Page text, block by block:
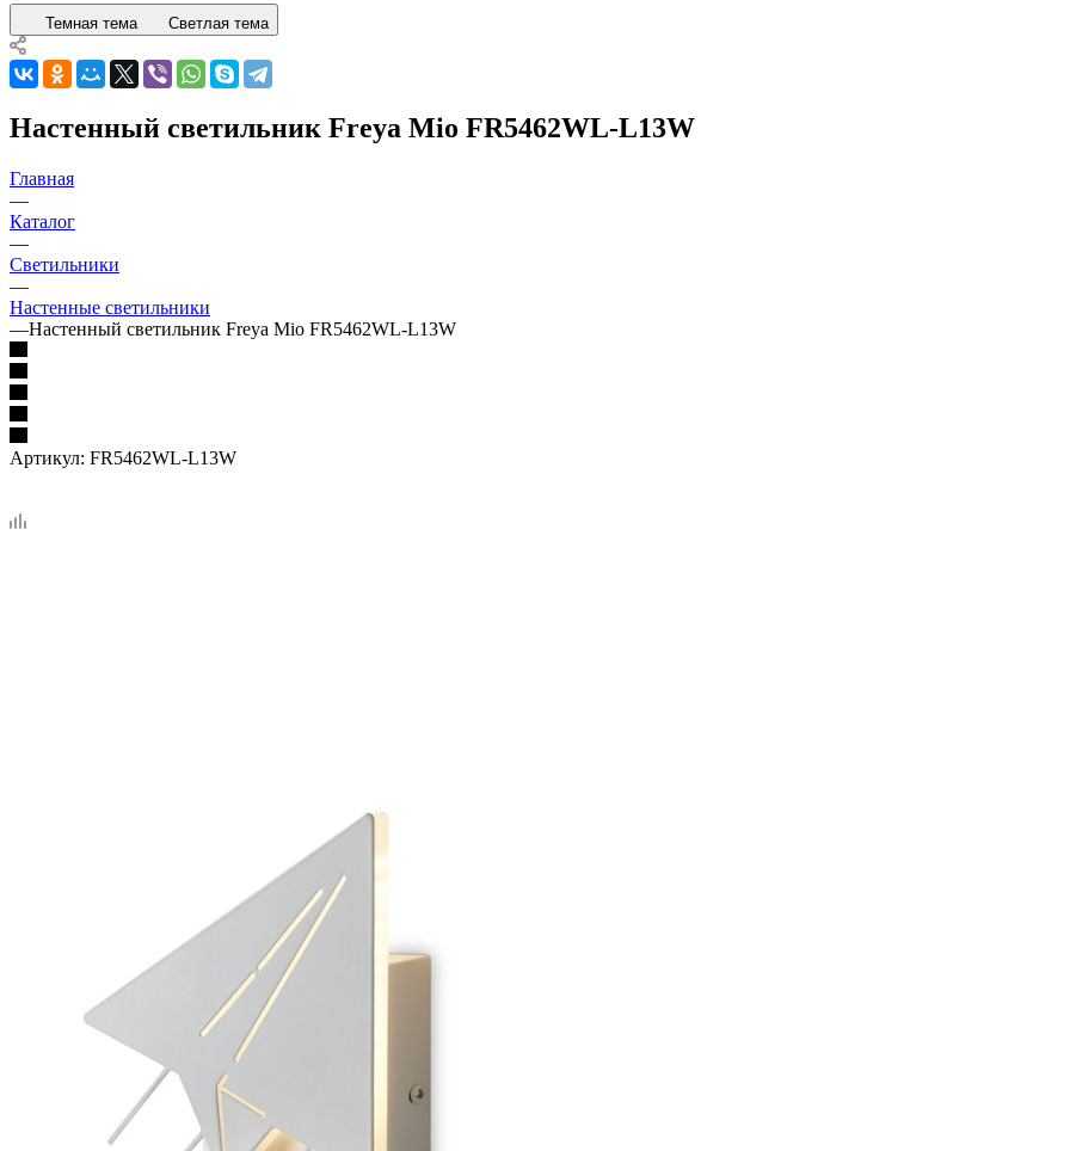
Темная тема Светлая тема
Настенный светильник Freya Mio FR5462WL-L13W
Главная
—
Каталог
—
Светильники
—
Настенные светильники
—Настенный светильник Freya Mio FR5462WL-L13W
Артикул: FR5462WL-L13W